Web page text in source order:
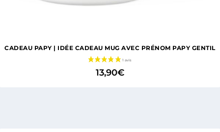
CADEAU PAPY | IDÉE CADEAU MUG AVEC PRÉNOM PAPY GENTIL
13,90€